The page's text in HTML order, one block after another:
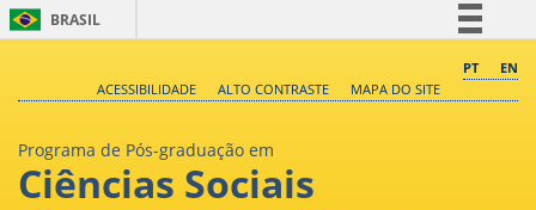
BRASIL
Comunica BR
PT
EN
ACESSIBILIDADE
ALTO CONTRASTE MAPA DO SITE
Programa de Pós-graduação em
Ciências Sociais